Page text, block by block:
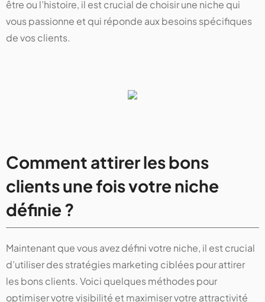
être ou l’histoire, il est crucial de choisir une niche qui
vous passionne et qui réponde aux besoins spécifiques
de vos clients.
Comment attirer les bons
clients une fois votre niche
définie ?
Maintenant que vous avez défini votre niche, il est crucial
d’utiliser des stratégies marketing ciblées pour attirer
les bons clients. Voici quelques méthodes pour
optimiser votre visibilité et maximiser votre attractivité